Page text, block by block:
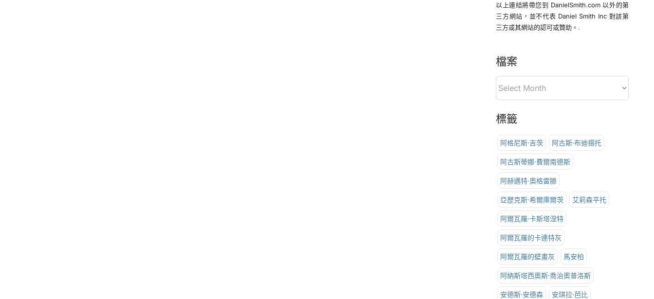
以上連結將帶您到 DanielSmith.com 以外的第
三方網站，並不代表 Daniel Smith Inc 對該第
三方或其網站的認可或贊助。.
檔案
標籤
阿格尼斯·吉茨 阿古斯·布迪揚托
阿古斯蒂娜·費爾南德斯
阿赫邁特·奧格雷滕
亞歷克斯·希爾庫爾茨 艾莉森平托
阿爾瓦羅·卡斯塔涅特
阿爾瓦羅的卡連特灰
阿爾瓦羅的壁畫灰 馬安柏
阿納斯塔西奧斯·喬治奧普洛斯
安德斯·安德森 安琪拉·芭比